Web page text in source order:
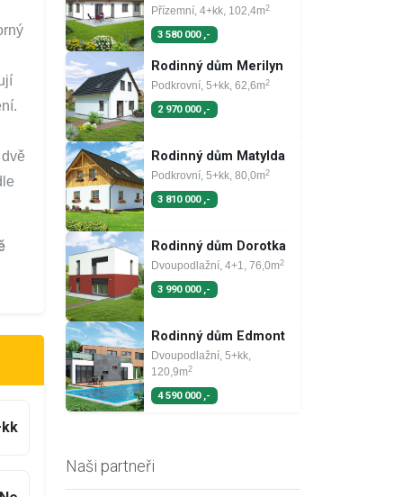
Přízemní, 4+kk, 102,4m2
3 580 000 ,-
Rodinný dům Merilyn
Podkrovní, 5+kk, 62,6m2
2 970 000 ,-
Rodinný dům Matylda
Podkrovní, 5+kk, 80,0m2
3 810 000 ,-
Rodinný dům Dorotka
Dvoupodlažní, 4+1, 76,0m2
3 990 000 ,-
Rodinný dům Edmont
Dvoupodlažní, 5+kk,
120,9m2
4 590 000 ,-
Naši partneři